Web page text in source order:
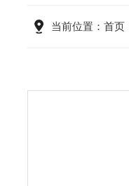
当前位置： 首页